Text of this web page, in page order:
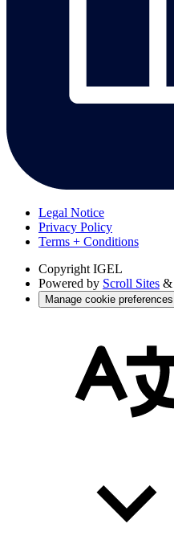
Legal Notice
Privacy Policy
Terms + Conditions
Copyright IGEL
Powered by Scroll Sites &
Manage cookie preferences